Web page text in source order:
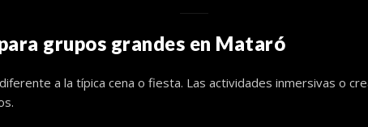
grupos grandes en Mataró
a la típica cena o fiesta. Las actividades inmersivas o